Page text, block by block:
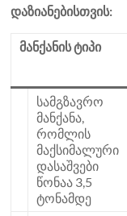
დაზიანებისთვის:
მანქანის ტიპი
სამგზავრო
მანქანა,
რომლის
მაქსიმალური
დასაშვები
წონაა 3,5
ტონამდე